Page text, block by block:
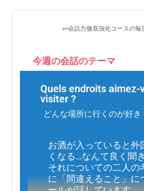
>>会話力徹底強化コースの毎
今週の会話のテーマ
Quels endroits aimez-
visiter ?
どんな場所に行くのが好き
お酒が入っていると外
くなる…なんて良く聞
それについての二人の
に「間違えること」に